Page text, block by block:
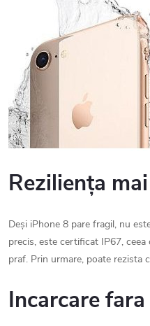
Reziliența
Deși iPhone 8 pare fragil, nu
precis, este certificat IP67,
praf. Prin urmare, poate rezista
Incarcare